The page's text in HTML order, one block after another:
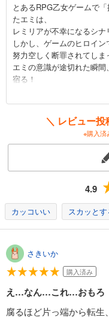
とあるRPG乙女ゲームで
たエミは、
レミリアが不幸になるシナ
しかし、ゲームのヒロイン
努力空しく断罪されてしま
エミの意識が途切れた瞬
宿る！
レミリアは、エミの意識
自分の幸せを願い続けて
エミを苦しめた周囲の人
同じ体の所有者ゆえ、直
しかし、ふたりは互いへ
エミは、レミリアの幸せ
生します。
そんなエミの努力は、もと
レミリアは、エミのおかげ
エミの名誉のために世界を
「相手のため」が原動力の
異世界令嬢系かつ、バデ
＼ レビュー
※購入済
4.9
カッコいい スカッとす
さきいか
購入済み
え…なん…これ…おもろ
腐るほど片っ端から転